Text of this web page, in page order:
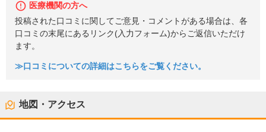
医療機関の方へ
投稿された口コミに関してご意見・コメントがある場合は、各
口コミの末尾にあるリンク(入力フォーム)からご返信いただけ
ます。
≫口コミについての詳細はこちらをご覧ください。
地図・アクセス